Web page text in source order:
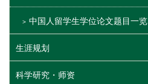
中国人留学生学位论文题目一览
生涯规划
科学研究・师资